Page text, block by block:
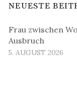
NEUESTE
Frau zwischen
Ausbruch
5. AUGUST 2026